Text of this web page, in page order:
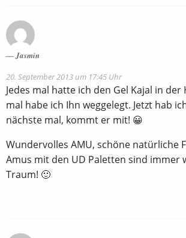
Jasmin
20. September 2013 um 17:45 Uhr
Jedes mal hatte ich den Gel Kajal in der
mal habe ich Ihn weggelegt. Jetzt hab
nächste mal, kommt er mit! 😀
Wundervolles AMU, schöne natürliche
Amus mit den UD Paletten sind immer
Traum! 🙂